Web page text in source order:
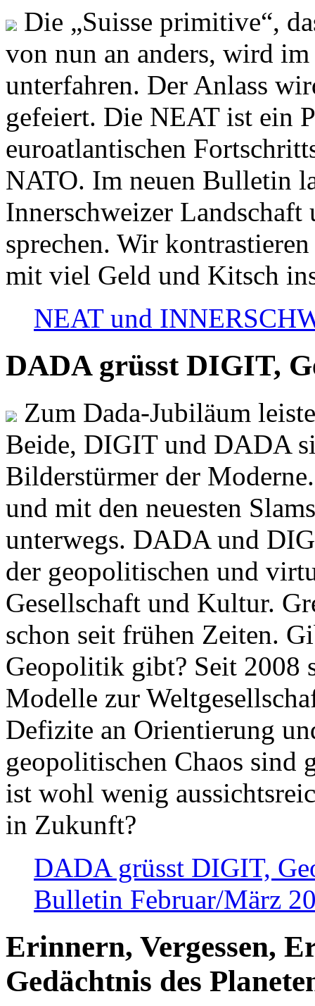
Die „Suisse primitive“,
von nun an anders, wird
unterfahren. Der Anlass
gefeiert. Die NEAT ist ein
euroatlantischen
NATO. Im neuen Bulletin
Innerschweizer
sprechen. Wir
mit viel Geld und Kitsch
NEAT und
DADA grüsst DIGIT,
Zum Dada-Jubiläum
Beide, DIGIT und DADA
Bilderstürmer der
und mit den neuesten
unterwegs. DADA und
der geopolitischen und
Gesellschaft und Kultur.
schon seit frühen Zeiten.
Geopolitik gibt? Seit 2008
Modelle zur
Defizite an Orientierung
geopolitischen Chaos sind
ist wohl wenig
in Zukunft?
DADA grüsst DIGIT,
Bulletin Februar/März
Erinnern, Vergessen,
Gedächtnis des